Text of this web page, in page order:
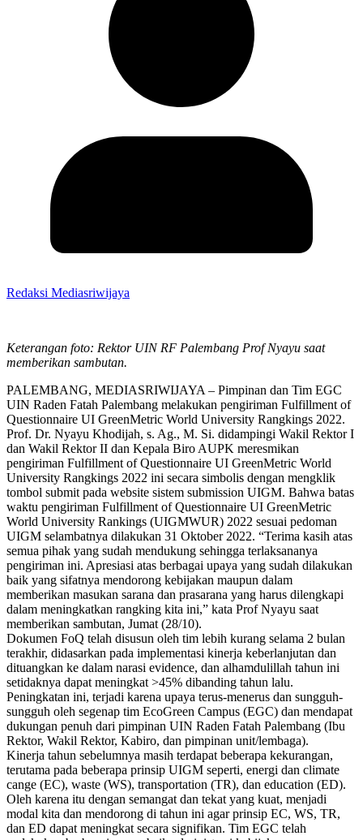
Redaksi Mediasriwijaya
Keterangan foto: Rektor UIN RF Palembang Prof Nyayu saat
memberikan sambutan.
PALEMBANG, MEDIASRIWIJAYA – Pimpinan dan Tim EGC
UIN Raden Fatah Palembang melakukan pengiriman Fulfillment of
Questionnaire UI GreenMetric World University Rangkings 2022.
Prof. Dr. Nyayu Khodijah, s. Ag., M. Si. didampingi Wakil Rektor I
dan Wakil Rektor II dan Kepala Biro AUPK meresmikan
pengiriman Fulfillment of Questionnaire UI GreenMetric World
University Rangkings 2022 ini secara simbolis dengan mengklik
tombol submit pada website sistem submission UIGM. Bahwa batas
waktu pengiriman Fulfillment of Questionnaire UI GreenMetric
World University Rankings (UIGMWUR) 2022 sesuai pedoman
UIGM selambatnya dilakukan 31 Oktober 2022. “Terima kasih atas
semua pihak yang sudah mendukung sehingga terlaksananya
pengiriman ini. Apresiasi atas berbagai upaya yang sudah dilakukan
baik yang sifatnya mendorong kebijakan maupun dalam
memberikan masukan sarana dan prasarana yang harus dilengkapi
dalam meningkatkan rangking kita ini,” kata Prof Nyayu saat
memberikan sambutan, Jumat (28/10).
Dokumen FoQ telah disusun oleh tim lebih kurang selama 2 bulan
terakhir, didasarkan pada implementasi kinerja keberlanjutan dan
dituangkan ke dalam narasi evidence, dan alhamdulillah tahun ini
setidaknya dapat meningkat >45% dibanding tahun lalu.
Peningkatan ini, terjadi karena upaya terus-menerus dan sungguh-
sungguh oleh segenap tim EcoGreen Campus (EGC) dan mendapat
dukungan penuh dari pimpinan UIN Raden Fatah Palembang (Ibu
Rektor, Wakil Rektor, Kabiro, dan pimpinan unit/lembaga).
Kinerja tahun sebelumnya masih terdapat beberapa kekurangan,
terutama pada beberapa prinsip UIGM seperti, energi dan climate
cange (EC), waste (WS), transportation (TR), dan education (ED).
Oleh karena itu dengan semangat dan tekat yang kuat, menjadi
modal kita dan mendorong di tahun ini agar prinsip EC, WS, TR,
dan ED dapat meningkat secara signifikan. Tim EGC telah